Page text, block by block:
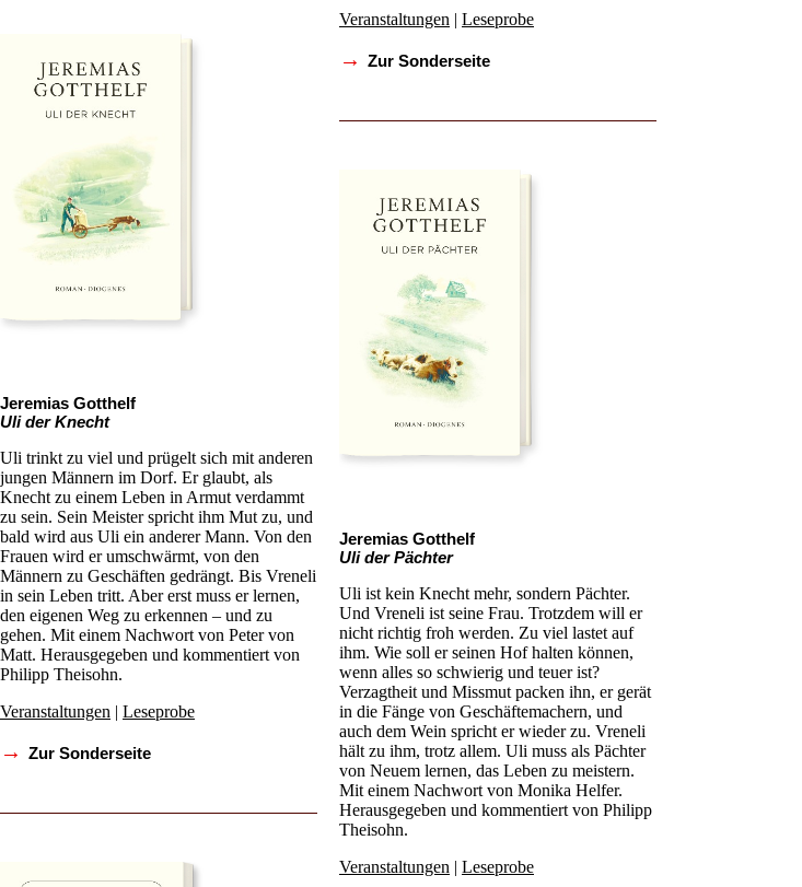
Jeremias Gotthelf
Uli der Knecht
Uli trinkt zu viel und prügelt sich mit anderen
jungen Männern im Dorf. Er glaubt, als
Knecht zu einem Leben in Armut verdammt
zu sein. Sein Meister spricht ihm Mut zu, und
bald wird aus Uli ein anderer Mann. Von den
Frauen wird er umschwärmt, von den
Männern zu Geschäften gedrängt. Bis Vreneli
in sein Leben tritt. Aber erst muss er lernen,
den eigenen Weg zu erkennen – und zu
gehen. Mit einem Nachwort von Peter von
Matt. Herausgegeben und kommentiert von
Philipp Theisohn.
Veranstaltungen | Leseprobe
→ Zur Sonderseite
Veranstaltungen | Leseprobe
→ Zur Sonderseite
Jeremias Gotthelf
Uli der Pächter
Uli ist kein Knecht mehr, sondern Pächter.
Und Vreneli ist seine Frau. Trotzdem will er
nicht richtig froh werden. Zu viel lastet auf
ihm. Wie soll er seinen Hof halten können,
wenn alles so schwierig und teuer ist?
Verzagtheit und Missmut packen ihn, er gerät
in die Fänge von Geschäftemachern, und
auch dem Wein spricht er wieder zu. Vreneli
hält zu ihm, trotz allem. Uli muss als Pächter
von Neuem lernen, das Leben zu meistern.
Mit einem Nachwort von Monika Helfer.
Herausgegeben und kommentiert von Philipp
Theisohn.
Veranstaltungen | Leseprobe